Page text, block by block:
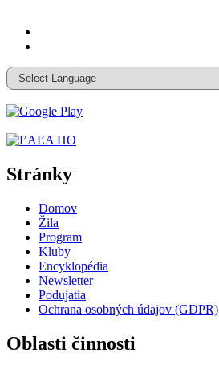
Stránky
Domov
Žila
Program
Kluby
Encyklopédia
Newsletter
Podujatia
Ochrana osobných údajov (GDPR)
Oblasti činnosti